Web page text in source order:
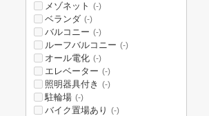
メゾネット (-)
ベランダ (-)
バルコニー (-)
ルーフバルコニー (-)
オール電化 (-)
エレベーター (-)
照明器具付き (-)
駐輪場 (-)
バイク置場あり (-)